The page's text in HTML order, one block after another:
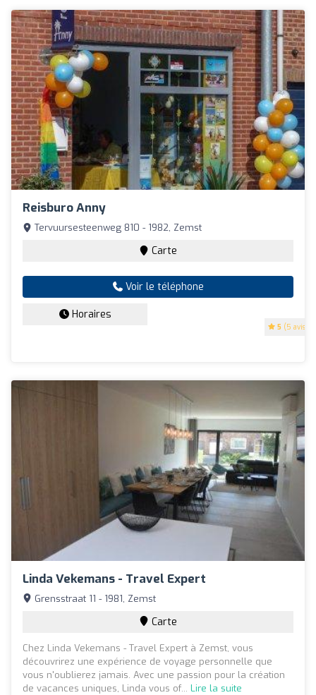
Reisburo Anny
5 (5 avis)
Tervuursesteenweg 810 - 1982, Zemst
Carte
Voir le téléphone
Horaires
Linda Vekemans - Travel Expert
Grensstraat 11 - 1981, Zemst
Carte
Chez Linda Vekemans - Travel Expert à Zemst, vous
découvrirez une expérience de voyage personnelle que
vous n'oublierez jamais. Avec une passion pour la création
de vacances uniques, Linda vous of... Lire la suite